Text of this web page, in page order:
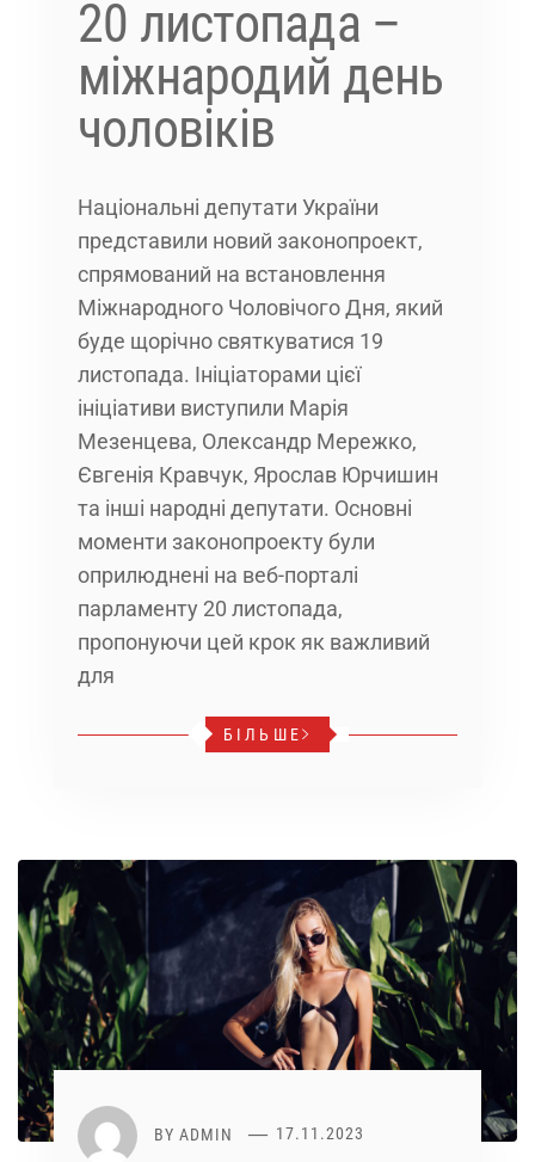
20 листопада –
міжнародий день
чоловіків
Національні депутати України
представили новий законопроект,
спрямований на встановлення
Міжнародного Чоловічого Дня, який
буде щорічно святкуватися 19
листопада. Ініціаторами цієї
ініціативи виступили Марія
Мезенцева, Олександр Мережко,
Євгенія Кравчук, Ярослав Юрчишин
та інші народні депутати. Основні
моменти законопроекту були
оприлюднені на веб-порталі
парламенту 20 листопада,
пропонуючи цей крок як важливий
для
БІЛЬШЕ
BY ADMIN 17.11.2023